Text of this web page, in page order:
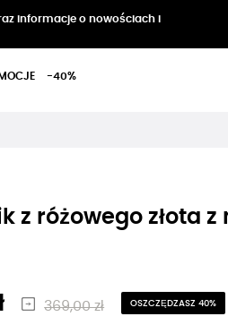
informacje o nowościach i
-40%
z różowego złota z
369,00 zł OSZCZĘDZASZ 40%